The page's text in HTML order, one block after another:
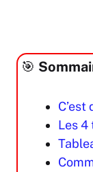
🎯
C’est
Les 4